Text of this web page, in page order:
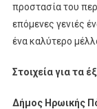
προστασία του
επόμενες γενιές
ένα καλύτερο
Στοιχεία για τα
Δήμος Ηρωικής